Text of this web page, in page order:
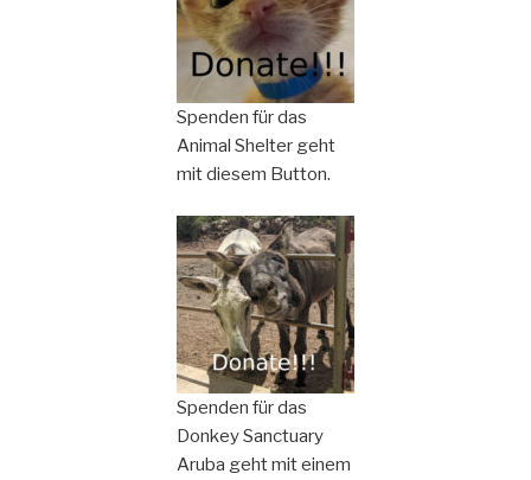
Spenden für das
Animal Shelter geht
mit diesem Button.
Spenden für das
Donkey Sanctuary
Aruba geht mit einem